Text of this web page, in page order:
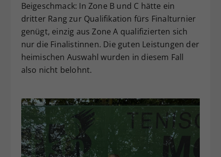
Beigeschmack: In Zone B und C hätte ein
dritter Rang zur Qualifikation fürs Finalturnier
genügt, einzig aus Zone A qualifizierten sich
nur die Finalistinnen. Die guten Leistungen der
heimischen Auswahl wurden in diesem Fall
also nicht belohnt.